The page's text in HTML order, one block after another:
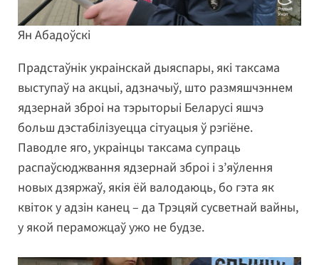
Ян Абадоўскі
Прадстаўнік украінскай дыяспары, які таксама
выступаў на акцыі, адзначыў, што размяшчэннем
ядзернай зброі на тэрыторыі Беларусі яшчэ
больш дэстабілізуецца сітуацыя ў рэгіёне.
Паводле яго, украінцы таксама супраць
распаўсюджвання ядзернай зброі і з’яўлення
новых дзяржаў, якія ёй валодаюць, бо гэта як
квіток у адзін канец – да Трэцяй сусветнай вайны,
у якой пераможцаў ужо не будзе.